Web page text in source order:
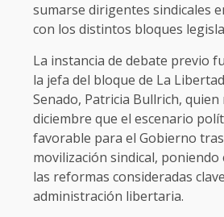
sumarse dirigentes sindicales
con los distintos bloques
La instancia de debate previo
la jefa del bloque de La
Senado, Patricia Bullrich,
diciembre que el escenario
favorable para el Gobierno
movilización sindical,
las reformas consideradas
administración libertaria.